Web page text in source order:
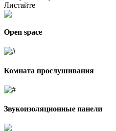
Листайте
Open space
Комната прослушивания
Звукоизоляционные панели